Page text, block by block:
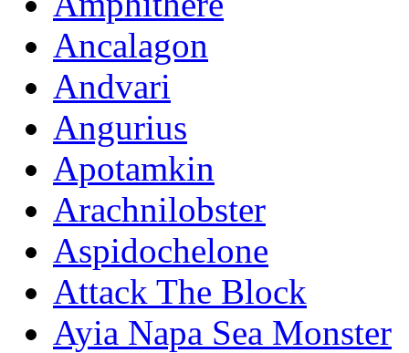
Ancalagon
Andvari
Angurius
Apotamkin
Arachnilobster
Aspidochelone
Attack The Block
Ayia Napa Sea Monster